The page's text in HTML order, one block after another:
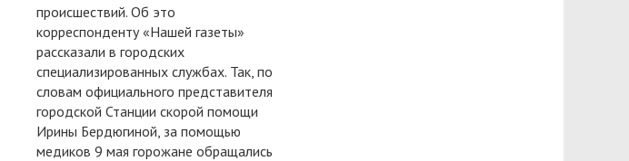
происшествий. Об это
корреспонденту «Нашей газеты»
рассказали в городских
специализированных службах. Так, по
словам официального представителя
городской Станции скорой помощи
Ирины Бердюгиной, за помощью
медиков 9 мая горожане обращались